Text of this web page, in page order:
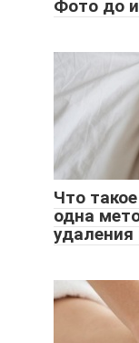
Фото до
Что
одна
удаления